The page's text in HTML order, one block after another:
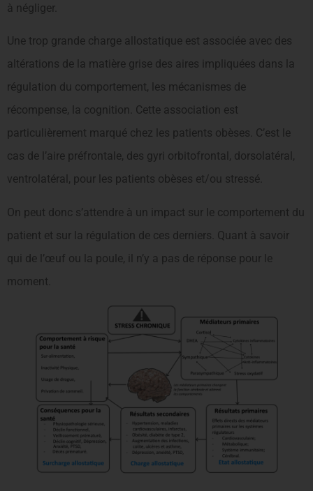
à négliger.
Une trop grande charge allostatique est associée avec des
altérations de la matière grise des aires impliquées dans la
régulation du comportement, les mécanismes de
récompense, la cognition. Cette association est
particulièrement marqué chez les patients obèses. C’est le
cas de l’aire préfrontale, des gyri orbitofrontal, dorsolatéral,
ventrolatéral, pour les patients obèses et/ou stressé.
On peut donc s’attendre à un impact sur le comportement du
patient et sur la régulation de ces derniers. Quant à savoir
qui de l’œuf ou la poule, il n’y a pas de réponse pour le
moment.